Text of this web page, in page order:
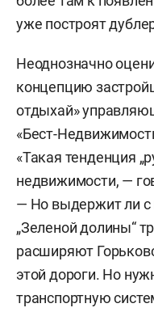
уже построят
Неоднозначно
концепцию
отдыхай»
«Бест-
«Такая тенденция
недвижимости, —
— Но выдержит ли с
„Зеленой долины“
расширяют
этой дороги. Но
транспортную